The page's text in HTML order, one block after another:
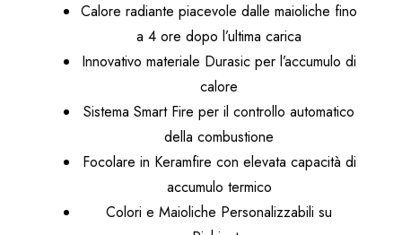
Calore radiante piacevole dalle maioliche fino
a 4 ore dopo l’ultima carica
Innovativo materiale Durasic per l’accumulo di
calore
Sistema Smart Fire per il controllo automatico
della combustione
Focolare in Keramfire con elevata capacità di
accumulo termico
Colori e Maioliche Personalizzabili su